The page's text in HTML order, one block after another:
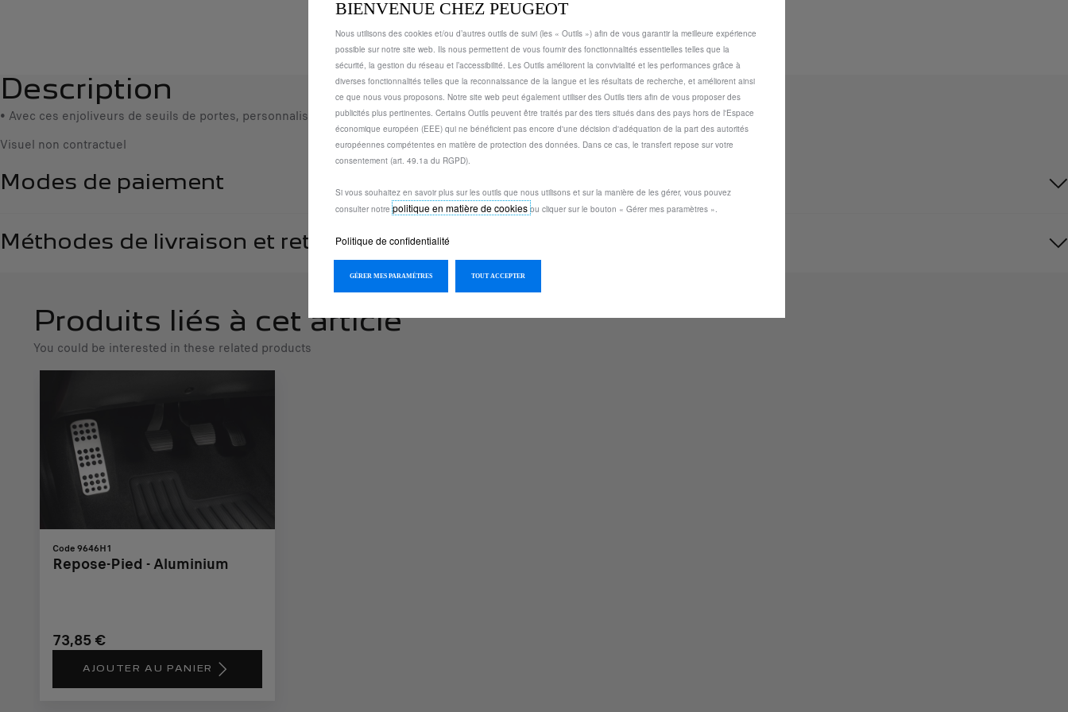
i
1
0
5
,
2
T
C
u
n
i
t
t
y
u
p
t
e
Livraison :
Paiement en plusieurs fois
Description
• Avec ces enjoliveurs de seuils de portes, personnalisez et protégez votre véhicule des éraflures.
Visuel non contractuel
Modes de paiement
Méthodes de livraison et retours
Produits liés à cet article
You could be interested in these related products
Code 9646H1
Repose-Pied - Aluminium
73,85 €
AJOUTER AU PANIER
BIENVENUE CHEZ PEUGEOT
Nous utilisons des cookies et/ou d’autres outils de suivi (les « Outils ») afin de vous garantir la meilleure expérience
possible sur notre site web. Ils nous permettent de vous fournir des fonctionnalités essentielles telles que la
sécurité, la gestion du réseau et l’accessibilité. Les Outils améliorent la convivialité et les performances grâce à
diverses fonctionnalités telles que la reconnaissance de la langue et les résultats de recherche, et améliorent ainsi
ce que nous vous proposons. Notre site web peut également utiliser des Outils tiers afin de vous proposer des
publicités plus pertinentes. Certains Outils peuvent être traités par des tiers situés dans des pays hors de l'Espace
économique européen (EEE) qui ne bénéficient pas encore d'une décision d'adéquation de la part des autorités
européennes compétentes en matière de protection des données. Dans ce cas, le transfert repose sur votre
consentement (art. 49.1a du RGPD).
Si vous souhaitez en savoir plus sur les outils que nous utilisons et sur la manière de les gérer, vous pouvez
consulter notrepolitique en matière de cookies ou cliquer sur le bouton « Gérer mes paramètres ».
Politique de confidentialité
GÉRER MES PARAMÈTRES TOUT ACCEPTER